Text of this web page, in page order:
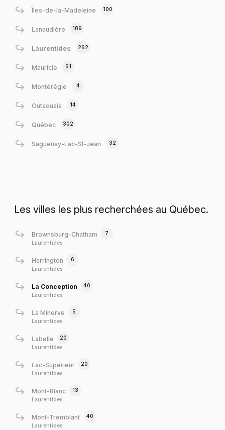
Îles-de-la-Madeleine 100
Lanaudière 189
Laurentides 262
Mauricie 61
Montérégie 4
Outaouais 14
Québec 302
Saguenay-Lac-St-Jean 32
Les villes les plus recherchées au Québec.
Brownsburg-Chatham
7
Laurentides
Harrington
6
Laurentides
La Conception
40
Laurentides
La Minerve
5
Laurentides
Labelle
20
Laurentides
Lac-Supérieur
20
Laurentides
Mont-Blanc
13
Laurentides
Mont-Tremblant
40
Laurentides